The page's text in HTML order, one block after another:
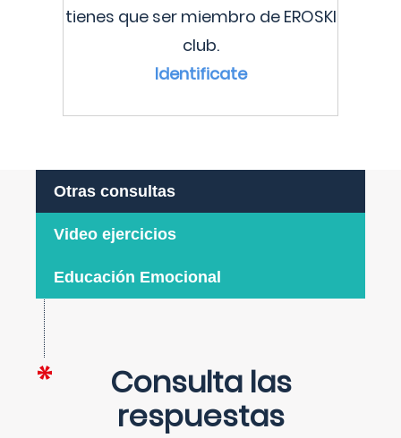
tienes que ser miembro de EROSKI
club.
Identificate
Otras consultas
Video ejercicios
Educación Emocional
Consulta las
respuestas